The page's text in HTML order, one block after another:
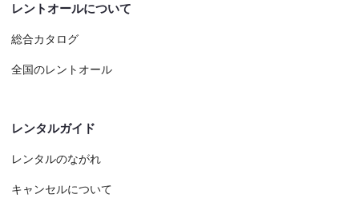
レントオールについて
総合カタログ
全国のレントオール
レンタルガイド
レンタルのながれ
キャンセルについて